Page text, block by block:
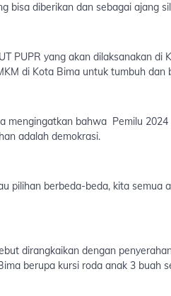
bisa diberikan dan sebagai ajang
PUPR yang akan dilaksanakan
di Kota Bima untuk tumbuh dan
mengingatkan bahwa Pemilu
adalah demokrasi.
pilihan berbeda-beda, kita semua
dirangkaikan dengan
berupa kursi roda anak 3 buah